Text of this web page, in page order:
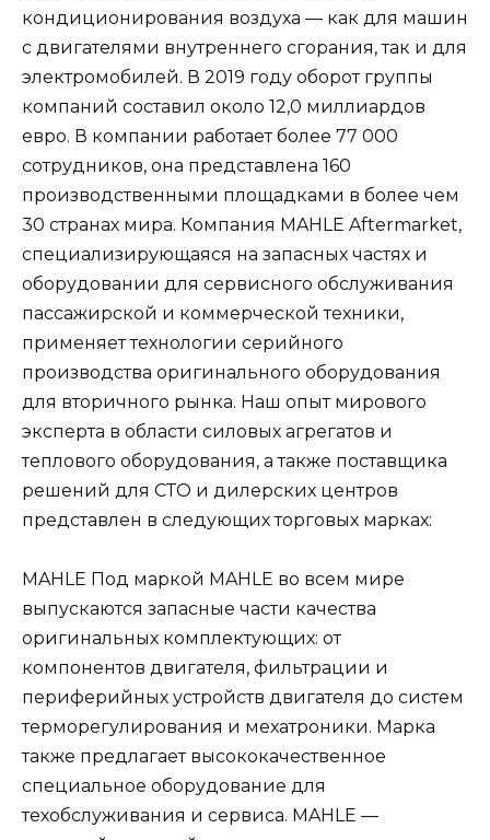
кондиционирования воздуха — как для машин
с двигателями внутреннего сгорания, так и для
электромобилей. В 2019 году оборот группы
компаний составил около 12,0 миллиардов
евро. В компании работает более 77 000
сотрудников, она представлена 160
производственными площадками в более чем
30 странах мира. Компания MAHLE Aftermarket,
специализирующаяся на запасных частях и
оборудовании для сервисного обслуживания
пассажирской и коммерческой техники,
применяет технологии серийного
производства оригинального оборудования
для вторичного рынка. Наш опыт мирового
эксперта в области силовых агрегатов и
теплового оборудования, а также поставщика
решений для СТО и дилерских центров
представлен в следующих торговых марках:
MAHLE Под маркой MAHLE во всем мире
выпускаются запасные части качества
оригинальных комплектующих: от
компонентов двигателя, фильтрации и
периферийных устройств двигателя до систем
терморегулирования и мехатроники. Марка
также предлагает высококачественное
специальное оборудование для
техобслуживания и сервиса. MAHLE —